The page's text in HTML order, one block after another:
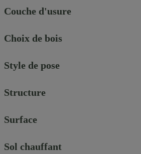
Couche d'usure
Choix de bois
Style de pose
Structure
Surface
Sol chauffant